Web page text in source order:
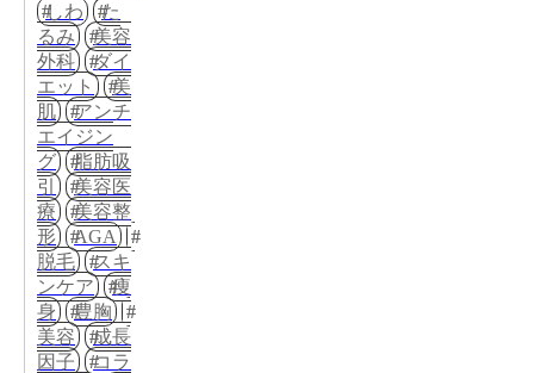
しわ
た
るみ
美容
外科
ダイ
エット
美
肌
アンチ
エイジン
グ
脂肪吸
引
美容医
療
美容整
形
AGA
脱毛
スキ
ンケア
痩
身
豊胸
美容
成長
因子
コラ